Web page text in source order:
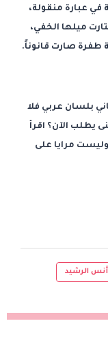
عبارة منقولة،
ميلها الخفي،
صارت قانوناً.
بلسان عربي فلا
يطلب الآن؟ اقرأ
مرايا على
أنس الرشيد